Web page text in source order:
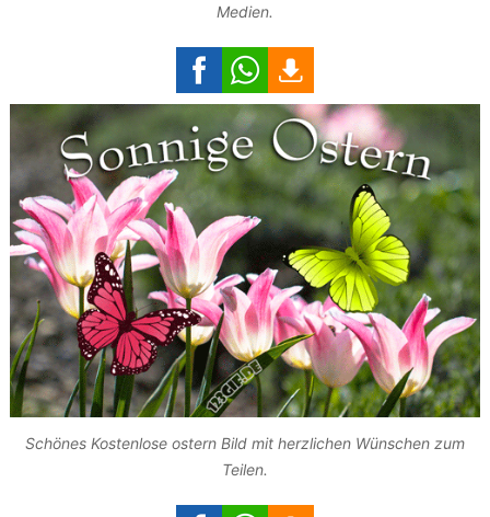
Medien.
Schönes Kostenlose ostern Bild mit herzlichen Wünschen zum
Teilen.